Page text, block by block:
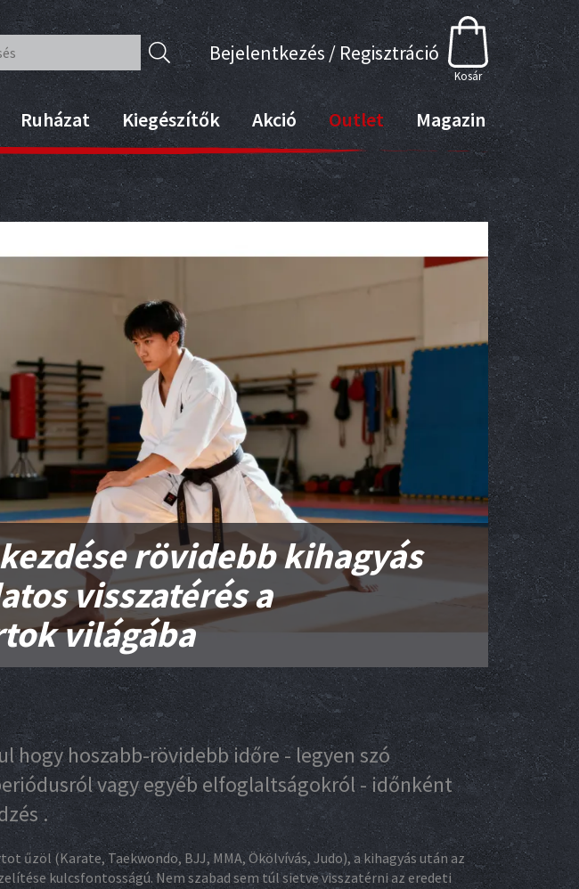
Bejelentkezés / Regisztráció
Kosár
Ruházat Kiegészítők Akció Outlet Magazin
rövidebb kihagyás
visszatérés a
világába
hogy hoszabb-rövidebb időre - legyen szó
vagy egyéb elfoglaltságokról - időnként
.
űzöl (Karate, Taekwondo, BJJ, MMA, Ökölvívás, Judo), a kihagyás után az
kulcsfontosságú. Nem szabad sem túl sietve visszatérni az eredeti